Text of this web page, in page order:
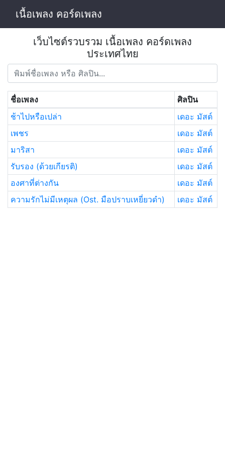
เนื้อเพลง คอร์ดเพลง
เว็บไซต์รวบรวม เนื้อเพลง คอร์ดเพลง
ประเทศไทย
ชื่อเพลง
ศิลปิน
ช้าไปหรือเปล่า
เดอะ มัสต์
เพชร
เดอะ มัสต์
มาริสา
เดอะ มัสต์
รับรอง (ด้วยเกียรติ)
เดอะ มัสต์
องศาที่ต่างกัน
เดอะ มัสต์
ความรักไม่มีเหตุผล (Ost. มือปราบเหยี่ยวดำ)
เดอะ มัสต์